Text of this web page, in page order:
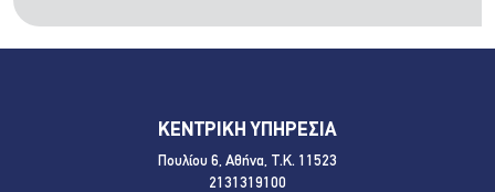
ΚΕΝΤΡΙΚΗ ΥΠΗΡΕΣΙΑ
Πουλίου 6, Αθήνα, Τ.Κ. 11523
2131319100